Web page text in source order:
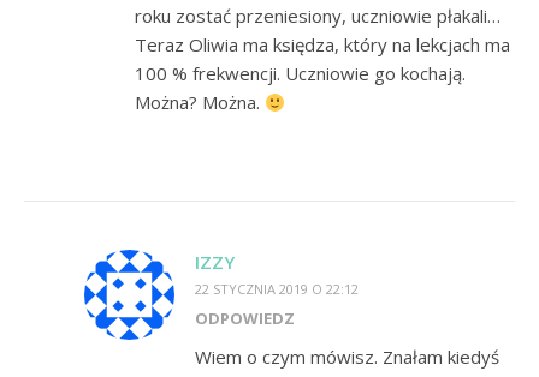
roku zostać przeniesiony, uczniowie płakali…
Teraz Oliwia ma księdza, który na lekcjach ma
100 % frekwencji. Uczniowie go kochają.
Można? Można.
IZZY
22 STYCZNIA 2019 O 22:12
ODPOWIEDZ
Wiem o czym mówisz. Znałam kiedyś